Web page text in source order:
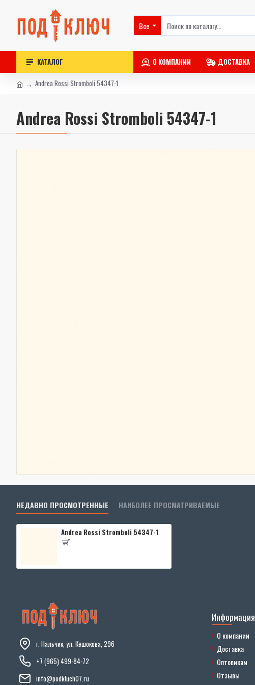
Все
КАТАЛОГ О КОМПАНИИ ДОСТАВКА
Andrea Rossi Stromboli 54347-1
Andrea Rossi Stromboli 54347-1
НЕДАВНО ПРОСМОТРЕННЫЕ НАИБОЛЕЕ ПРОСМАТРИВАЕМЫЕ
Andrea Rossi Stromboli 54347-1
г. Нальчик, ул. Кешокова, 296
+7 (965) 499-84-72
info@podkluch07.ru
Информация
О компании
Доставка
Оптовикам
Отзывы